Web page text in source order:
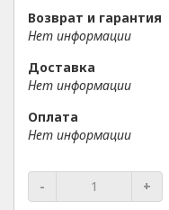
Возврат и гарантия
Нет информации
Доставка
Нет информации
Оплата
Нет информации
- +